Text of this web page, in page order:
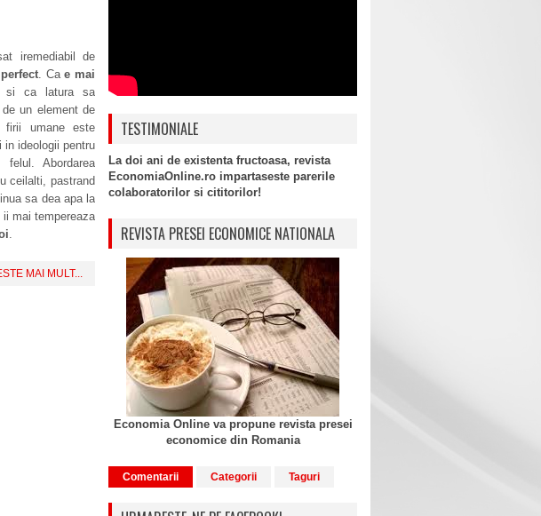
iremediabil de
. Cae mai
si ca latura sa
un element de
firii umane este
in ideologii pentru
Abordarea
ceilalti, pastrand
sa dea apa la
mai tempereaza
.
MAI MULT...
TESTIMONIALE
La doi ani de existenta fructoasa, revista
EconomiaOnline.ro impartaseste parerile
colaboratorilor si cititorilor!
REVISTA PRESEI ECONOMICE NATIONALA
Economia Online va propune revista presei
economice din Romania
Comentarii Categorii Taguri